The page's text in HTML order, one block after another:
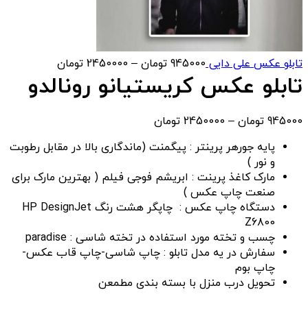
تابلو عکس علی دایی945000 تومان –
2450000 تومانمحدوده
قیمت:
تابلو عکس کریستیانو رونالدو
945000 تومان –
2450000 تومانمحدوده
945000 تومان
2450000 تومان
پایه جورهر پرینتر : پیگمنت (ماندگاری بالا در مقابل رطوبت
و نور )
مارک کاغذ پرینت : ابریشم فوجی فیلم ( بهترین مارک برای
صنعت چاپ عکس )
دستگاه چاپ عکس : چاپگر هشت رنگ HP DesignJet
Z6800
چسب و تخته مورد استفاده در تخته شاسی : paradise
سفارش در یه مدل تابلو : چاپ شاسی-چاپ قاب عکس-
چاپ بوم
تحویل درب منزل با بسته بندی مطمعن